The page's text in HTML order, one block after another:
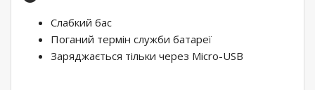
Слабкий бас
Поганий термін служби батареї
Заряджається тільки через Micro-USB